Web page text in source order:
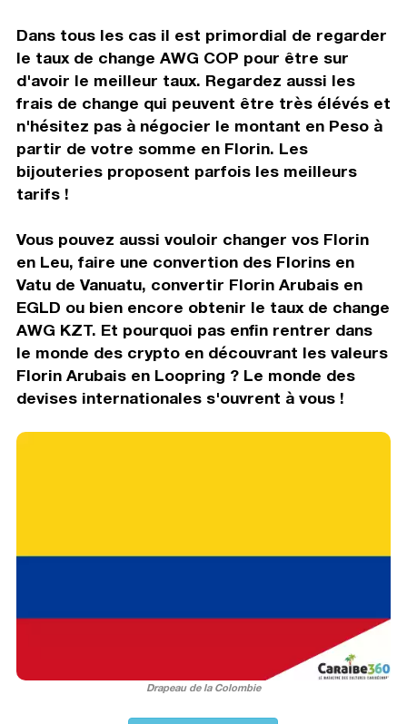
Dans tous les cas il est primordial de regarder
le taux de change AWG COP pour être sur
d'avoir le meilleur taux. Regardez aussi les
frais de change qui peuvent être très élévés et
n'hésitez pas à négocier le montant en Peso à
partir de votre somme en Florin. Les
bijouteries proposent parfois les meilleurs
tarifs !
Vous pouvez aussi vouloir changer vos Florin
en Leu, faire une convertion des Florins en
Vatu de Vanuatu, convertir Florin Arubais en
EGLD ou bien encore obtenir le taux de change
AWG KZT. Et pourquoi pas enfin rentrer dans
le monde des crypto en découvrant les valeurs
Florin Arubais en Loopring ? Le monde des
devises internationales s'ouvrent à vous !
Drapeau de la Colombie